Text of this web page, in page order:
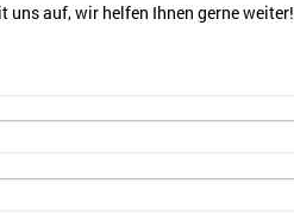
uns auf, wir helfen Ihnen gerne weiter!